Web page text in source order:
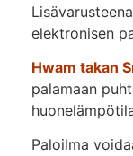
elektronisen
Hwam takan
palamaan
Paloilma